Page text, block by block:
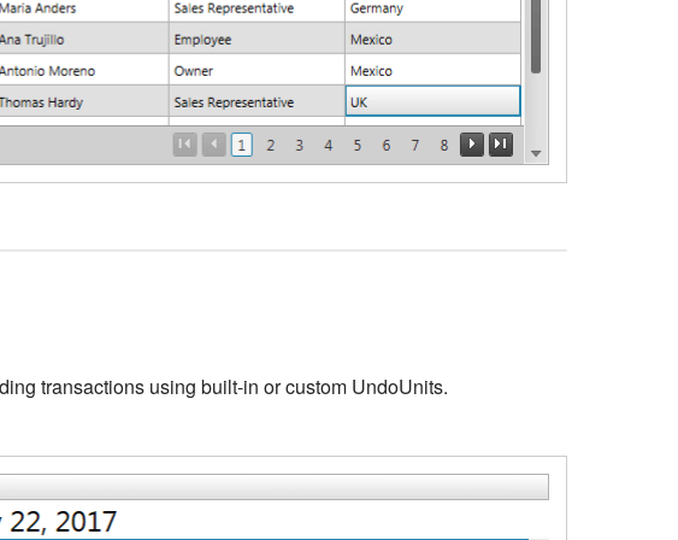
transactions using built-in or custom UndoUnits.